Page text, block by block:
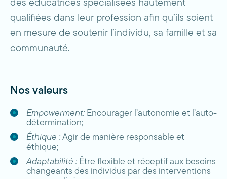
des éducatrices spécialisées hautement
qualifiées dans leur profession afin qu’ils soient
en mesure de soutenir l’individu, sa famille et sa
communauté.
Nos valeurs
Empowerment: Encourager l’autonomie et l’auto-
détermination;
Éthique : Agir de manière responsable et
éthique;
Adaptabilité : Être flexible et réceptif aux besoins
changeants des individus par des interventions